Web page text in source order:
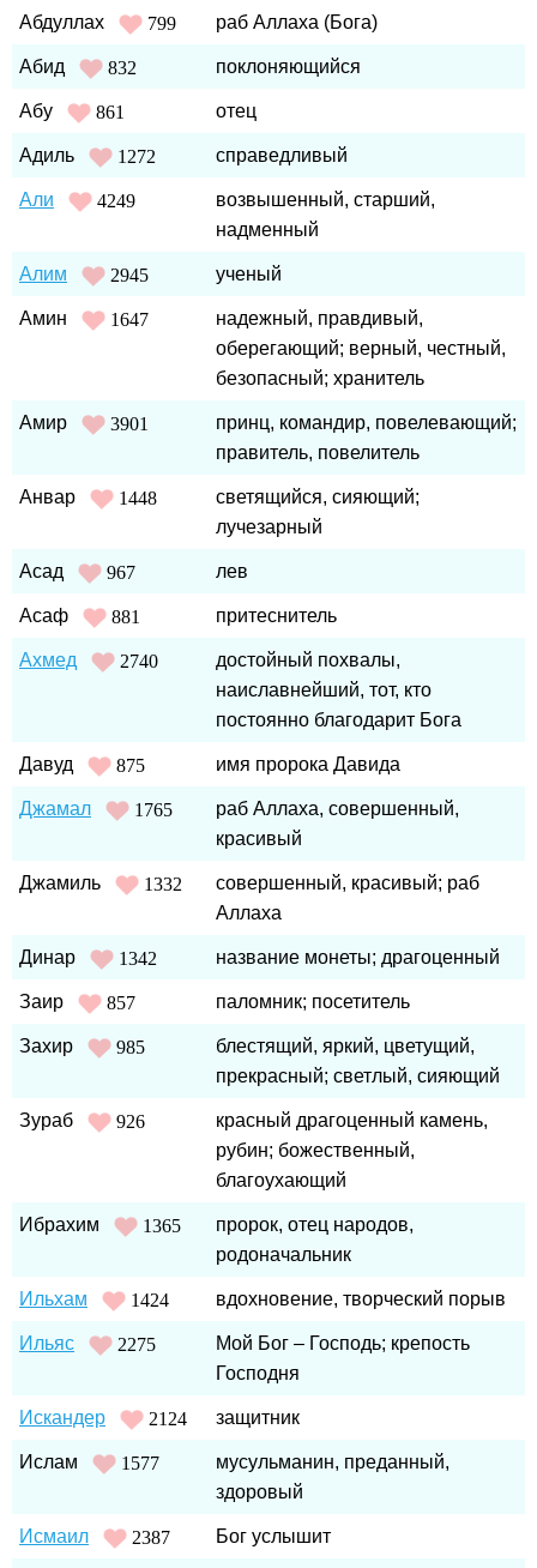
Абдуллах 799 раб Аллаха (Бога)
Абид 832 поклоняющийся
Абу 861 отец
Адиль 1272 справедливый
Али 4249
возвышенный, старший,
надменный
Алим 2945 ученый
Амин 1647
надежный, правдивый,
оберегающий; верный, честный,
безопасный; хранитель
Амир 3901
принц, командир, повелевающий;
правитель, повелитель
Анвар 1448
светящийся, сияющий;
лучезарный
Асад 967 лев
Асаф 881 притеснитель
Ахмед 2740
достойный похвалы,
наиславнейший, тот, кто
постоянно благодарит Бога
Давуд 875 имя пророка Давида
Джамал 1765
раб Аллаха, совершенный,
красивый
Джамиль 1332
совершенный, красивый; раб
Аллаха
Динар 1342 название монеты; драгоценный
Заир 857 паломник; посетитель
Захир 985
блестящий, яркий, цветущий,
прекрасный; светлый, сияющий
Зураб 926
красный драгоценный камень,
рубин; божественный,
благоухающий
Ибрахим 1365
пророк, отец народов,
родоначальник
Ильхам 1424 вдохновение, творческий порыв
Ильяс 2275
Мой Бог – Господь; крепость
Господня
Искандер 2124 защитник
Ислам 1577
мусульманин, преданный,
здоровый
Исмаил 2387 Бог услышит